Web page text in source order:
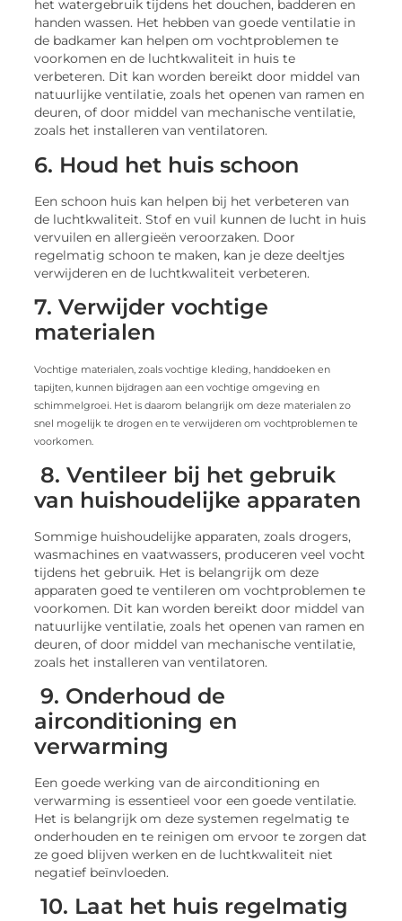
het watergebruik tijdens het douchen, badderen en
handen wassen. Het hebben van goede ventilatie in
de badkamer kan helpen om vochtproblemen te
voorkomen en de luchtkwaliteit in huis te
verbeteren. Dit kan worden bereikt door middel van
natuurlijke ventilatie, zoals het openen van ramen en
deuren, of door middel van mechanische ventilatie,
zoals het installeren van ventilatoren.
6. Houd het huis schoon
Een schoon huis kan helpen bij het verbeteren van
de luchtkwaliteit. Stof en vuil kunnen de lucht in huis
vervuilen en allergieën veroorzaken. Door
regelmatig schoon te maken, kan je deze deeltjes
verwijderen en de luchtkwaliteit verbeteren.
7. Verwijder vochtige
materialen
Vochtige materialen, zoals vochtige kleding, handdoeken en
tapijten, kunnen bijdragen aan een vochtige omgeving en
schimmelgroei. Het is daarom belangrijk om deze materialen zo
snel mogelijk te drogen en te verwijderen om vochtproblemen te
voorkomen.
8. Ventileer bij het gebruik
van huishoudelijke apparaten
Sommige huishoudelijke apparaten, zoals drogers,
wasmachines en vaatwassers, produceren veel vocht
tijdens het gebruik. Het is belangrijk om deze
apparaten goed te ventileren om vochtproblemen te
voorkomen. Dit kan worden bereikt door middel van
natuurlijke ventilatie, zoals het openen van ramen en
deuren, of door middel van mechanische ventilatie,
zoals het installeren van ventilatoren.
9. Onderhoud de
airconditioning en
verwarming
Een goede werking van de airconditioning en
verwarming is essentieel voor een goede ventilatie.
Het is belangrijk om deze systemen regelmatig te
onderhouden en te reinigen om ervoor te zorgen dat
ze goed blijven werken en de luchtkwaliteit niet
negatief beïnvloeden.
10. Laat het huis regelmatig